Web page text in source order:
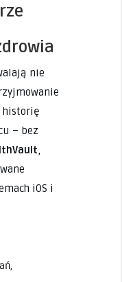
nie
historię
– bez
,
iOS i